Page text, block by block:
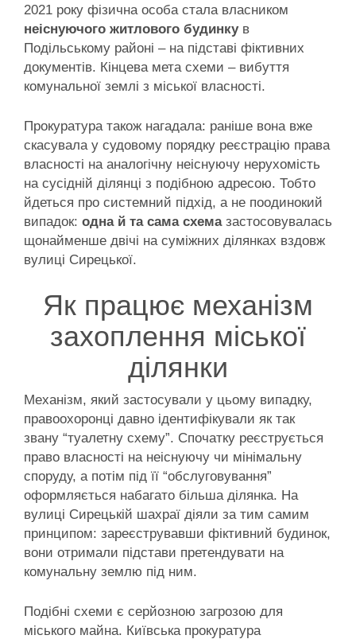
2021 року фізична особа стала власником
неіснуючого житлового будинкув
Подільському районі – на підставі фіктивних
документів. Кінцева мета схеми – вибуття
комунальної землі з міської власності.
Прокуратура також нагадала: раніше вона вже
скасувала у судовому порядку реєстрацію права
власності на аналогічну неіснуючу нерухомість
на сусідній ділянці з подібною адресою. Тобто
йдеться про системний підхід, а не поодинокий
випадок: одна й та сама схемазастосовувалась
щонайменше двічі на суміжних ділянках вздовж
вулиці Сирецької.
Як працює механізм
захоплення міської
ділянки
Механізм, який застосували у цьому випадку,
правоохоронці давно ідентифікували як так
звану “туалетну схему”. Спочатку реєструється
право власності на неіснуючу чи мінімальну
споруду, а потім під її “обслуговування”
оформляється набагато більша ділянка. На
вулиці Сирецькій шахраї діяли за тим самим
принципом: зареєструвавши фіктивний будинок,
вони отримали підстави претендувати на
комунальну землю під ним.
Подібні схеми є серйозною загрозою для
міського майна. Київська прокуратура